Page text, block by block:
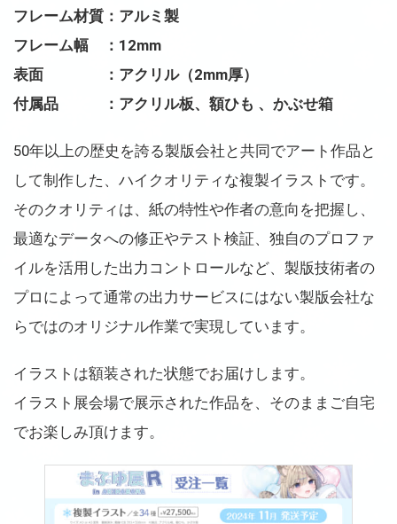
フレーム材質：アルミ製
フレーム幅 ：12mm
表面 ：アクリル（2mm厚）
付属品 ：アクリル板、額ひも 、かぶせ箱
50年以上の歴史を誇る製版会社と共同でアート作品と
して制作した、ハイクオリティな複製イラストです。
そのクオリティは、紙の特性や作者の意向を把握し、
最適なデータへの修正やテスト検証、独自のプロファ
イルを活用した出力コントロールなど、製版技術者の
プロによって通常の出力サービスにはない製版会社な
らではのオリジナル作業で実現しています。
イラストは額装された状態でお届けします。
イラスト展会場で展示された作品を、そのままご自宅
でお楽しみ頂けます。